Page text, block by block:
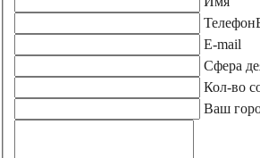
Телефон
E-mail
Сфера
Кол-во
Ваш